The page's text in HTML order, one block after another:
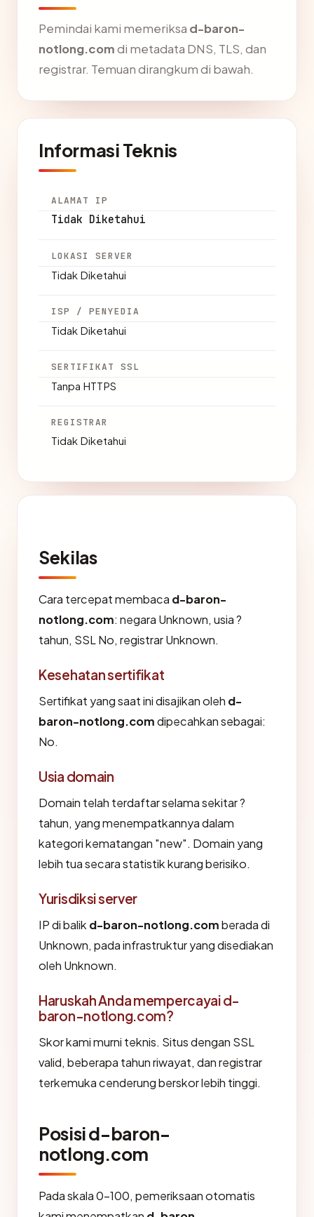
Pemindai kami memeriksa d-baron-
notlong.comdi metadata DNS, TLS, dan
registrar. Temuan dirangkum di bawah.
Informasi Teknis
ALAMAT IP
Tidak Diketahui
LOKASI SERVER
Tidak Diketahui
ISP / PENYEDIA
Tidak Diketahui
SERTIFIKAT SSL
Tanpa HTTPS
REGISTRAR
Tidak Diketahui
Sekilas
Cara tercepat membaca d-baron-
notlong.com: negara Unknown, usia ?
tahun, SSL No, registrar Unknown.
Kesehatan sertifikat
Sertifikat yang saat ini disajikan oleh d-
baron-notlong.comdipecahkan sebagai:
No.
Usia domain
Domain telah terdaftar selama sekitar ?
tahun, yang menempatkannya dalam
kategori kematangan "new". Domain yang
lebih tua secara statistik kurang berisiko.
Yurisdiksi server
IP di balik d-baron-notlong.comberada di
Unknown, pada infrastruktur yang disediakan
oleh Unknown.
Haruskah Anda mempercayai d-
baron-notlong.com?
Skor kami murni teknis. Situs dengan SSL
valid, beberapa tahun riwayat, dan registrar
terkemuka cenderung berskor lebih tinggi.
Posisi d-baron-
notlong.com
Pada skala 0-100, pemeriksaan otomatis